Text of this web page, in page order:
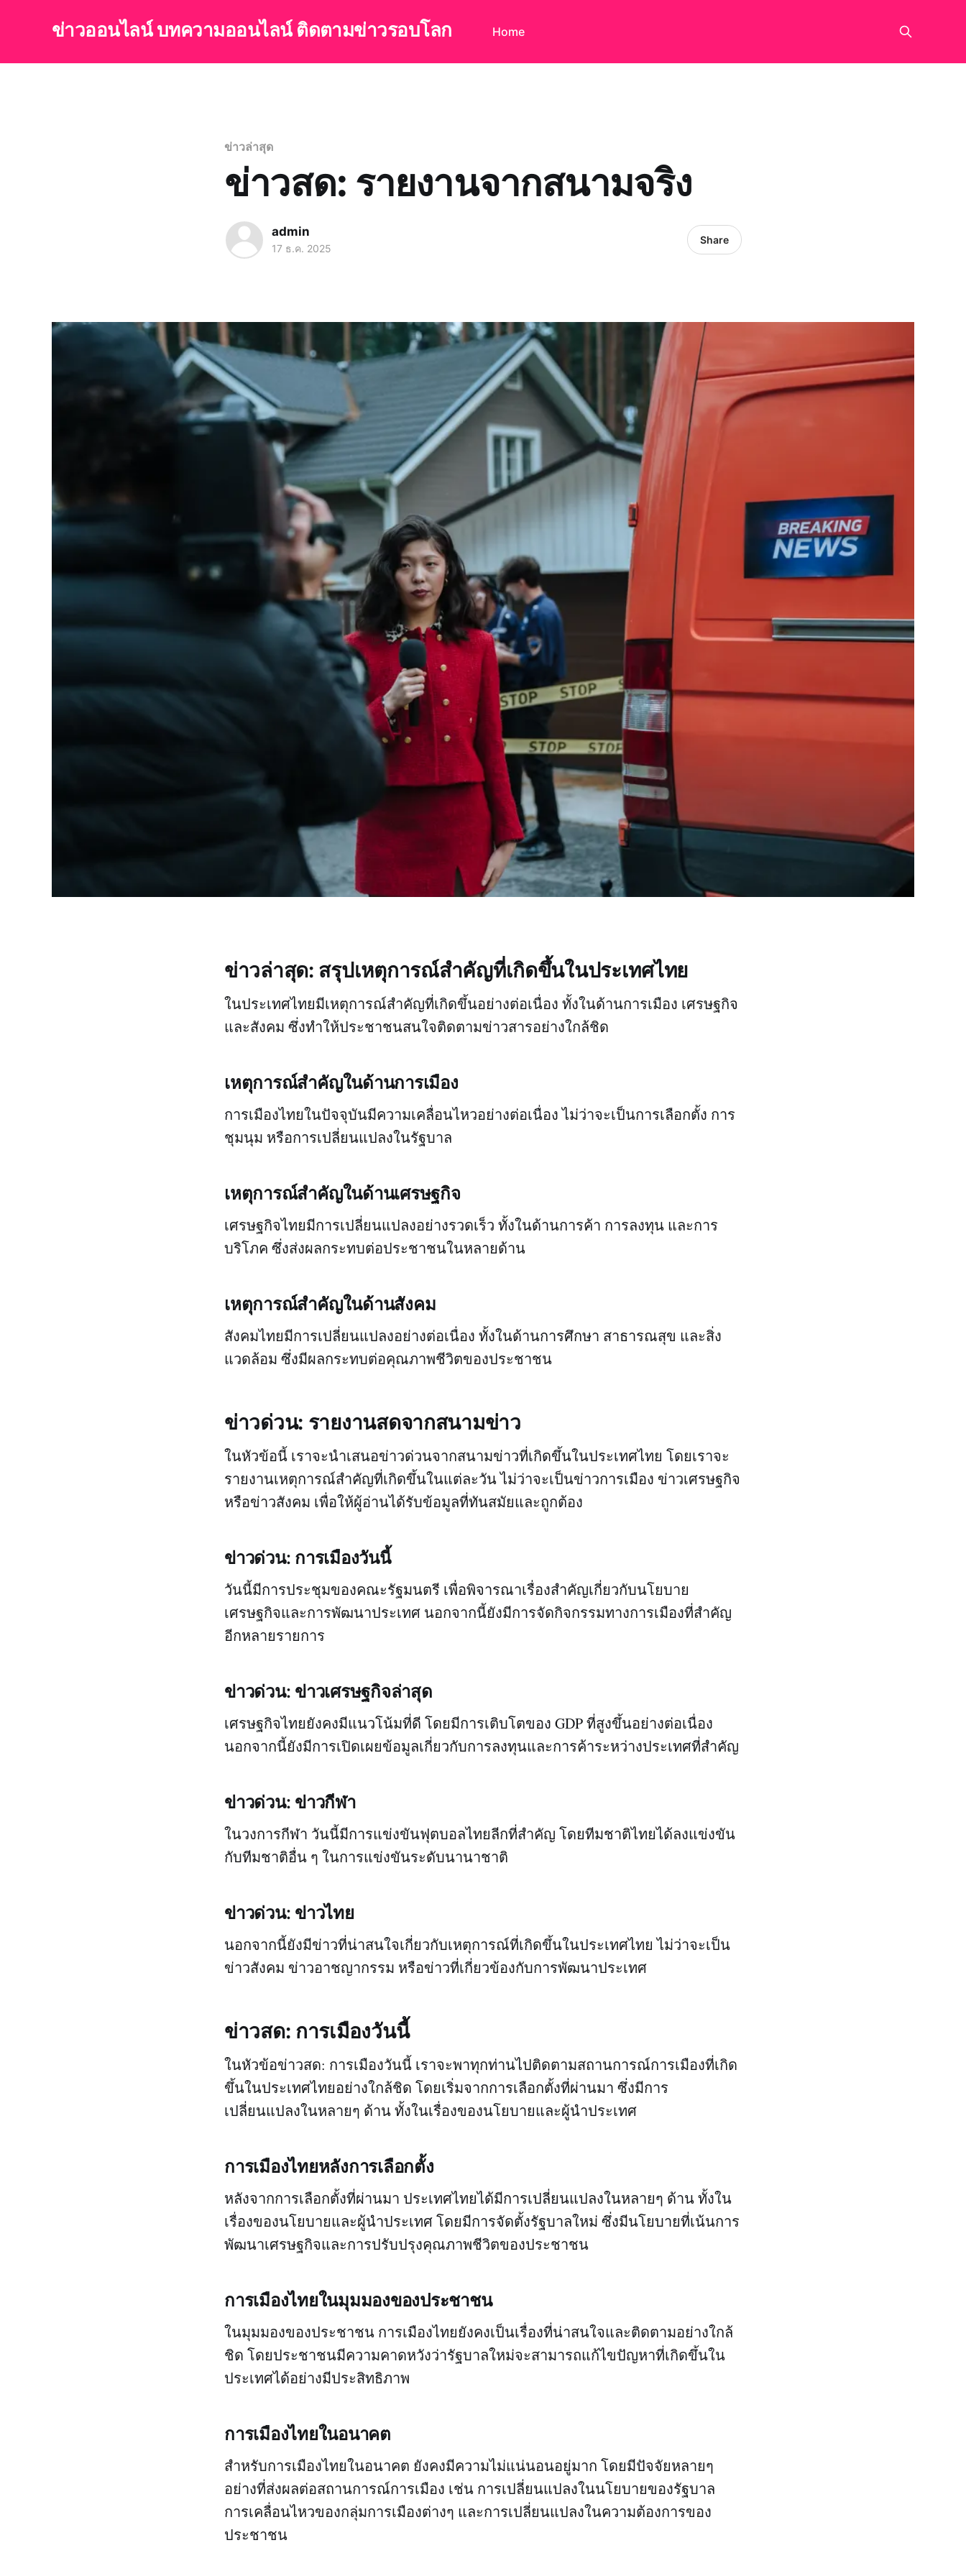
ข่าวออนไลน์ บทความออนไลน์ ติดตามข่าวรอบโลก Home
ข่าวล่าสุด
ข่าวสด: รายงานจากสนามจริง
admin
17 ธ.ค. 2025
Share
ข่าวล่าสุด: สรุปเหตุการณ์สำคัญที่เกิดขึ้นในประเทศไทย
ในประเทศไทยมีเหตุการณ์สำคัญที่เกิดขึ้นอย่างต่อเนื่อง ทั้งในด้านการเมือง เศรษฐกิจ
และสังคม ซึ่งทำให้ประชาชนสนใจติดตามข่าวสารอย่างใกล้ชิด
เหตุการณ์สำคัญในด้านการเมือง
การเมืองไทยในปัจจุบันมีความเคลื่อนไหวอย่างต่อเนื่อง ไม่ว่าจะเป็นการเลือกตั้ง การ
ชุมนุม หรือการเปลี่ยนแปลงในรัฐบาล
เหตุการณ์สำคัญในด้านเศรษฐกิจ
เศรษฐกิจไทยมีการเปลี่ยนแปลงอย่างรวดเร็ว ทั้งในด้านการค้า การลงทุน และการ
บริโภค ซึ่งส่งผลกระทบต่อประชาชนในหลายด้าน
เหตุการณ์สำคัญในด้านสังคม
สังคมไทยมีการเปลี่ยนแปลงอย่างต่อเนื่อง ทั้งในด้านการศึกษา สาธารณสุข และสิ่ง
แวดล้อม ซึ่งมีผลกระทบต่อคุณภาพชีวิตของประชาชน
ข่าวด่วน: รายงานสดจากสนามข่าว
ในหัวข้อนี้ เราจะนำเสนอข่าวด่วนจากสนามข่าวที่เกิดขึ้นในประเทศไทย โดยเราจะ
รายงานเหตุการณ์สำคัญที่เกิดขึ้นในแต่ละวัน ไม่ว่าจะเป็นข่าวการเมือง ข่าวเศรษฐกิจ
หรือข่าวสังคม เพื่อให้ผู้อ่านได้รับข้อมูลที่ทันสมัยและถูกต้อง
ข่าวด่วน: การเมืองวันนี้
วันนี้มีการประชุมของคณะรัฐมนตรี เพื่อพิจารณาเรื่องสำคัญเกี่ยวกับนโยบาย
เศรษฐกิจและการพัฒนาประเทศ นอกจากนี้ยังมีการจัดกิจกรรมทางการเมืองที่สำคัญ
อีกหลายรายการ
ข่าวด่วน: ข่าวเศรษฐกิจล่าสุด
เศรษฐกิจไทยยังคงมีแนวโน้มที่ดี โดยมีการเติบโตของ GDP ที่สูงขึ้นอย่างต่อเนื่อง
นอกจากนี้ยังมีการเปิดเผยข้อมูลเกี่ยวกับการลงทุนและการค้าระหว่างประเทศที่สำคัญ
ข่าวด่วน: ข่าวกีฬา
ในวงการกีฬา วันนี้มีการแข่งขันฟุตบอลไทยลีกที่สำคัญ โดยทีมชาติไทยได้ลงแข่งขัน
กับทีมชาติอื่น ๆ ในการแข่งขันระดับนานาชาติ
ข่าวด่วน: ข่าวไทย
นอกจากนี้ยังมีข่าวที่น่าสนใจเกี่ยวกับเหตุการณ์ที่เกิดขึ้นในประเทศไทย ไม่ว่าจะเป็น
ข่าวสังคม ข่าวอาชญากรรม หรือข่าวที่เกี่ยวข้องกับการพัฒนาประเทศ
ข่าวสด: การเมืองวันนี้
ในหัวข้อข่าวสด: การเมืองวันนี้ เราจะพาทุกท่านไปติดตามสถานการณ์การเมืองที่เกิด
ขึ้นในประเทศไทยอย่างใกล้ชิด โดยเริ่มจากการเลือกตั้งที่ผ่านมา ซึ่งมีการ
เปลี่ยนแปลงในหลายๆ ด้าน ทั้งในเรื่องของนโยบายและผู้นำประเทศ
การเมืองไทยหลังการเลือกตั้ง
หลังจากการเลือกตั้งที่ผ่านมา ประเทศไทยได้มีการเปลี่ยนแปลงในหลายๆ ด้าน ทั้งใน
เรื่องของนโยบายและผู้นำประเทศ โดยมีการจัดตั้งรัฐบาลใหม่ ซึ่งมีนโยบายที่เน้นการ
พัฒนาเศรษฐกิจและการปรับปรุงคุณภาพชีวิตของประชาชน
การเมืองไทยในมุมมองของประชาชน
ในมุมมองของประชาชน การเมืองไทยยังคงเป็นเรื่องที่น่าสนใจและติดตามอย่างใกล้
ชิด โดยประชาชนมีความคาดหวังว่ารัฐบาลใหม่จะสามารถแก้ไขปัญหาที่เกิดขึ้นใน
ประเทศได้อย่างมีประสิทธิภาพ
การเมืองไทยในอนาคต
สำหรับการเมืองไทยในอนาคต ยังคงมีความไม่แน่นอนอยู่มาก โดยมีปัจจัยหลายๆ
อย่างที่ส่งผลต่อสถานการณ์การเมือง เช่น การเปลี่ยนแปลงในนโยบายของรัฐบาล
การเคลื่อนไหวของกลุ่มการเมืองต่างๆ และการเปลี่ยนแปลงในความต้องการของ
ประชาชน